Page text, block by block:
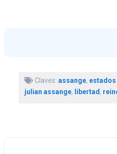
Claves: assange,
julian assange, libertad ,